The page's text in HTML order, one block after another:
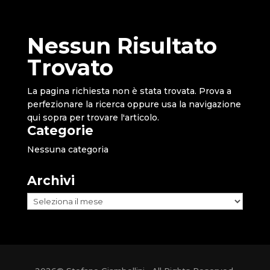
Nessun Risultato
Trovato
La pagina richiesta non è stata trovata. Prova a
perfezionare la ricerca oppure usa la navigazione
qui sopra per trovare l'articolo.
Categorie
Nessuna categoria
Archivi
Archivi